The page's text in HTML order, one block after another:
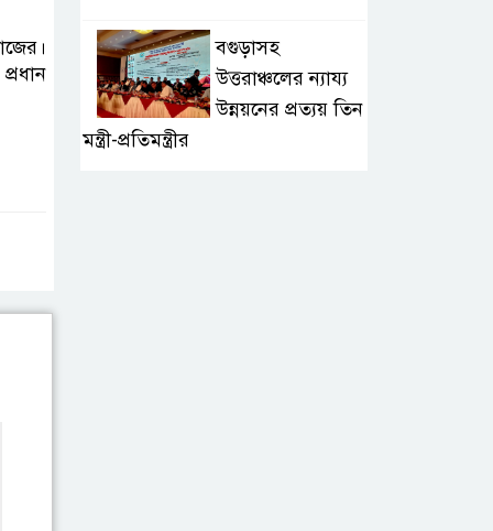
বগুড়াসহ
উত্তরাঞ্চলের ন্যায্য
উন্নয়নের প্রত্যয় তিন
মন্ত্রী-প্রতিমন্ত্রীর